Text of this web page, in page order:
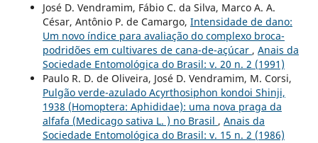
José D. Vendramim, Fábio C. da Silva, Marco A. A.
César, Antônio P. de Camargo, Intensidade de dano:
Um novo índice para avaliação do complexo broca-
podridões em cultivares de cana-de-açúcar , Anais da
Sociedade Entomológica do Brasil: v. 20 n. 2 (1991)
Paulo R. D. de Oliveira, José D. Vendramim, M. Corsi,
Pulgão verde-azulado Acyrthosiphon kondoi Shinji,
1938 (Homoptera: Aphididae): uma nova praga da
alfafa (Medicago sativa L. ) no Brasil , Anais da
Sociedade Entomológica do Brasil: v. 15 n. 2 (1986)